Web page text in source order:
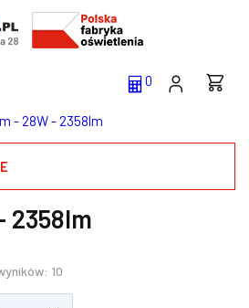
0
- 28W - 2358lm
2358lm
10